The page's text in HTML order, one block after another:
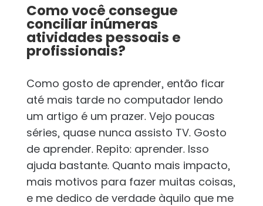
Como você consegue
conciliar inúmeras
atividades pessoais e
profissionais?
Como gosto de aprender, então ficar
até mais tarde no computador lendo
um artigo é um prazer. Vejo poucas
séries, quase nunca assisto TV. Gosto
de aprender. Repito: aprender. Isso
ajuda bastante. Quanto mais impacto,
mais motivos para fazer muitas coisas,
e me dedico de verdade àquilo que me